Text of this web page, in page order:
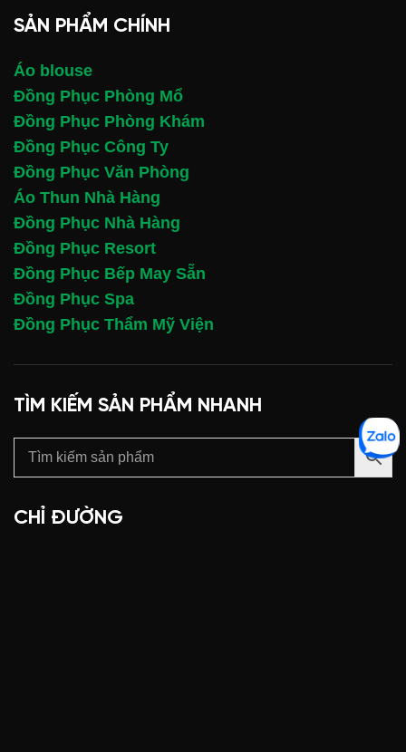
form áo gọn và
thoáng
SẢN PHẨM CHÍNH
Áo blouse
Đồng Phục Phòng Mổ
Đồng Phục Phòng Khám
Đồng Phục Công Ty
Đồng Phục Văn Phòng
Áo Thun Nhà Hàng
Đồng Phục Nhà Hàng
Đồng Phục Resort
Đồng Phục Bếp May Sẵn
Đồng Phục Spa
Đồng Phục Thẩm Mỹ Viện
TÌM KIẾM SẢN PHẨM NHANH
CHỈ ĐƯỜNG